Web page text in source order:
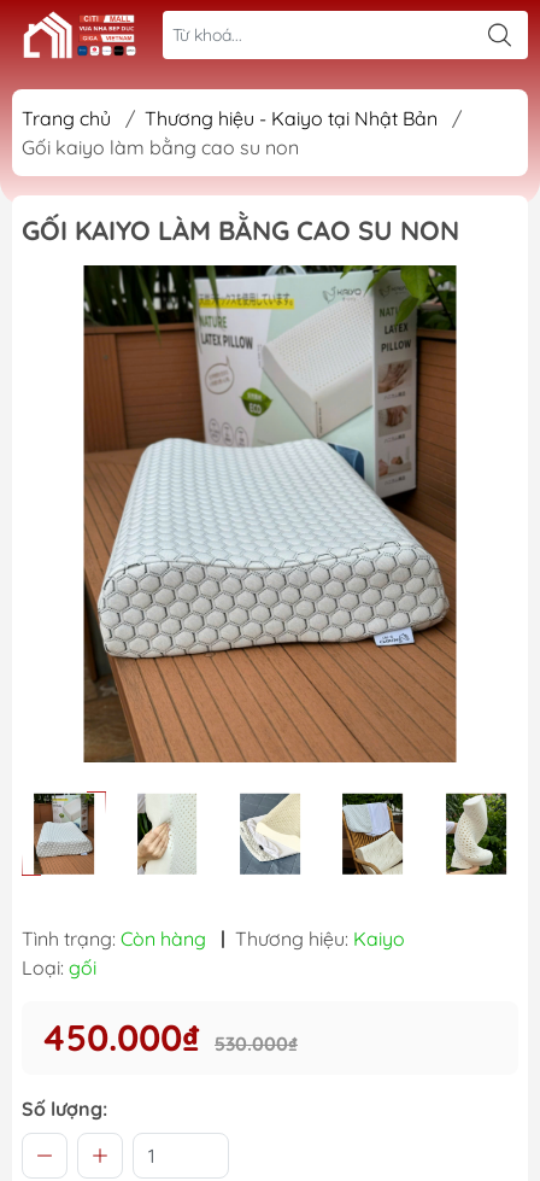
Trang chủ / Thương hiệu - Kaiyo tại Nhật Bản
/
Gối kaiyo làm bằng cao su non
GỐI KAIYO LÀM BẰNG CAO SU NON
Tình trạng: Còn hàng | Thương hiệu: Kaiyo
Loại: gối
450.000₫ 530.000₫
Số lượng: